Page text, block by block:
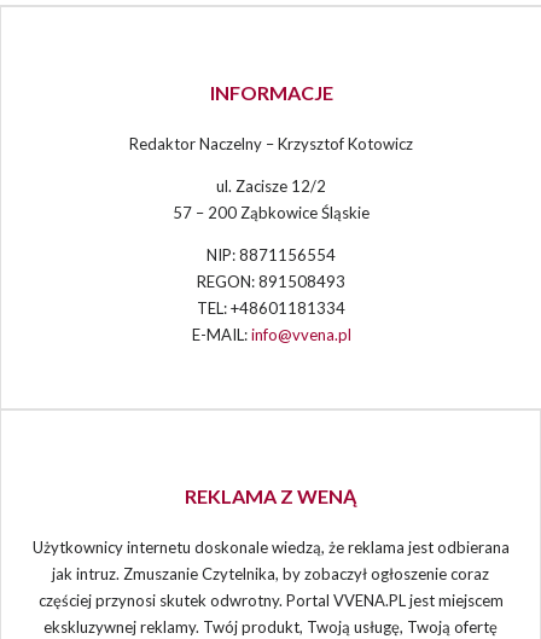
INFORMACJE
Redaktor Naczelny – Krzysztof Kotowicz
ul. Zacisze 12/2
57 – 200 Ząbkowice Śląskie
NIP: 8871156554
REGON: 891508493
TEL: +48601181334
E-MAIL:info@vvena.pl
REKLAMA Z WENĄ
Użytkownicy internetu doskonale wiedzą, że reklama jest odbierana
jak intruz. Zmuszanie Czytelnika, by zobaczył ogłoszenie coraz
częściej przynosi skutek odwrotny. Portal VVENA.PL jest miejscem
ekskluzywnej reklamy. Twój produkt, Twoją usługę, Twoją ofertę